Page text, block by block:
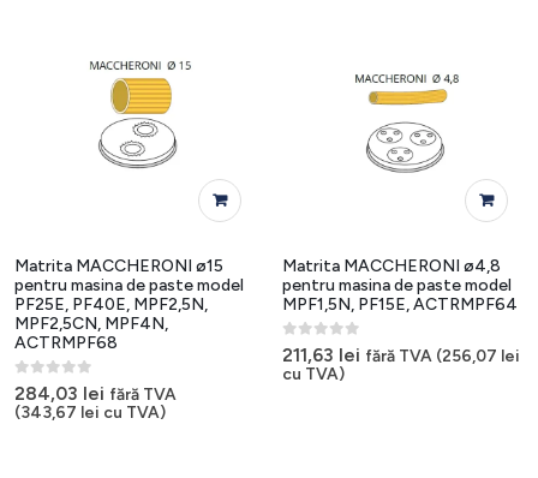
Matrita MACCHERONI ø15
pentru masina de paste model
PF25E, PF40E, MPF2,5N,
MPF2,5CN, MPF4N,
ACTRMPF68
0out of 5
284,03 lei fără TVA
(343,67 lei cu TVA)
Matrita MACCHERONI ø4,8
pentru masina de paste model
MPF1,5N, PF15E, ACTRMPF64
0out of 5
211,63 lei fără TVA (256,07 lei
cu TVA)